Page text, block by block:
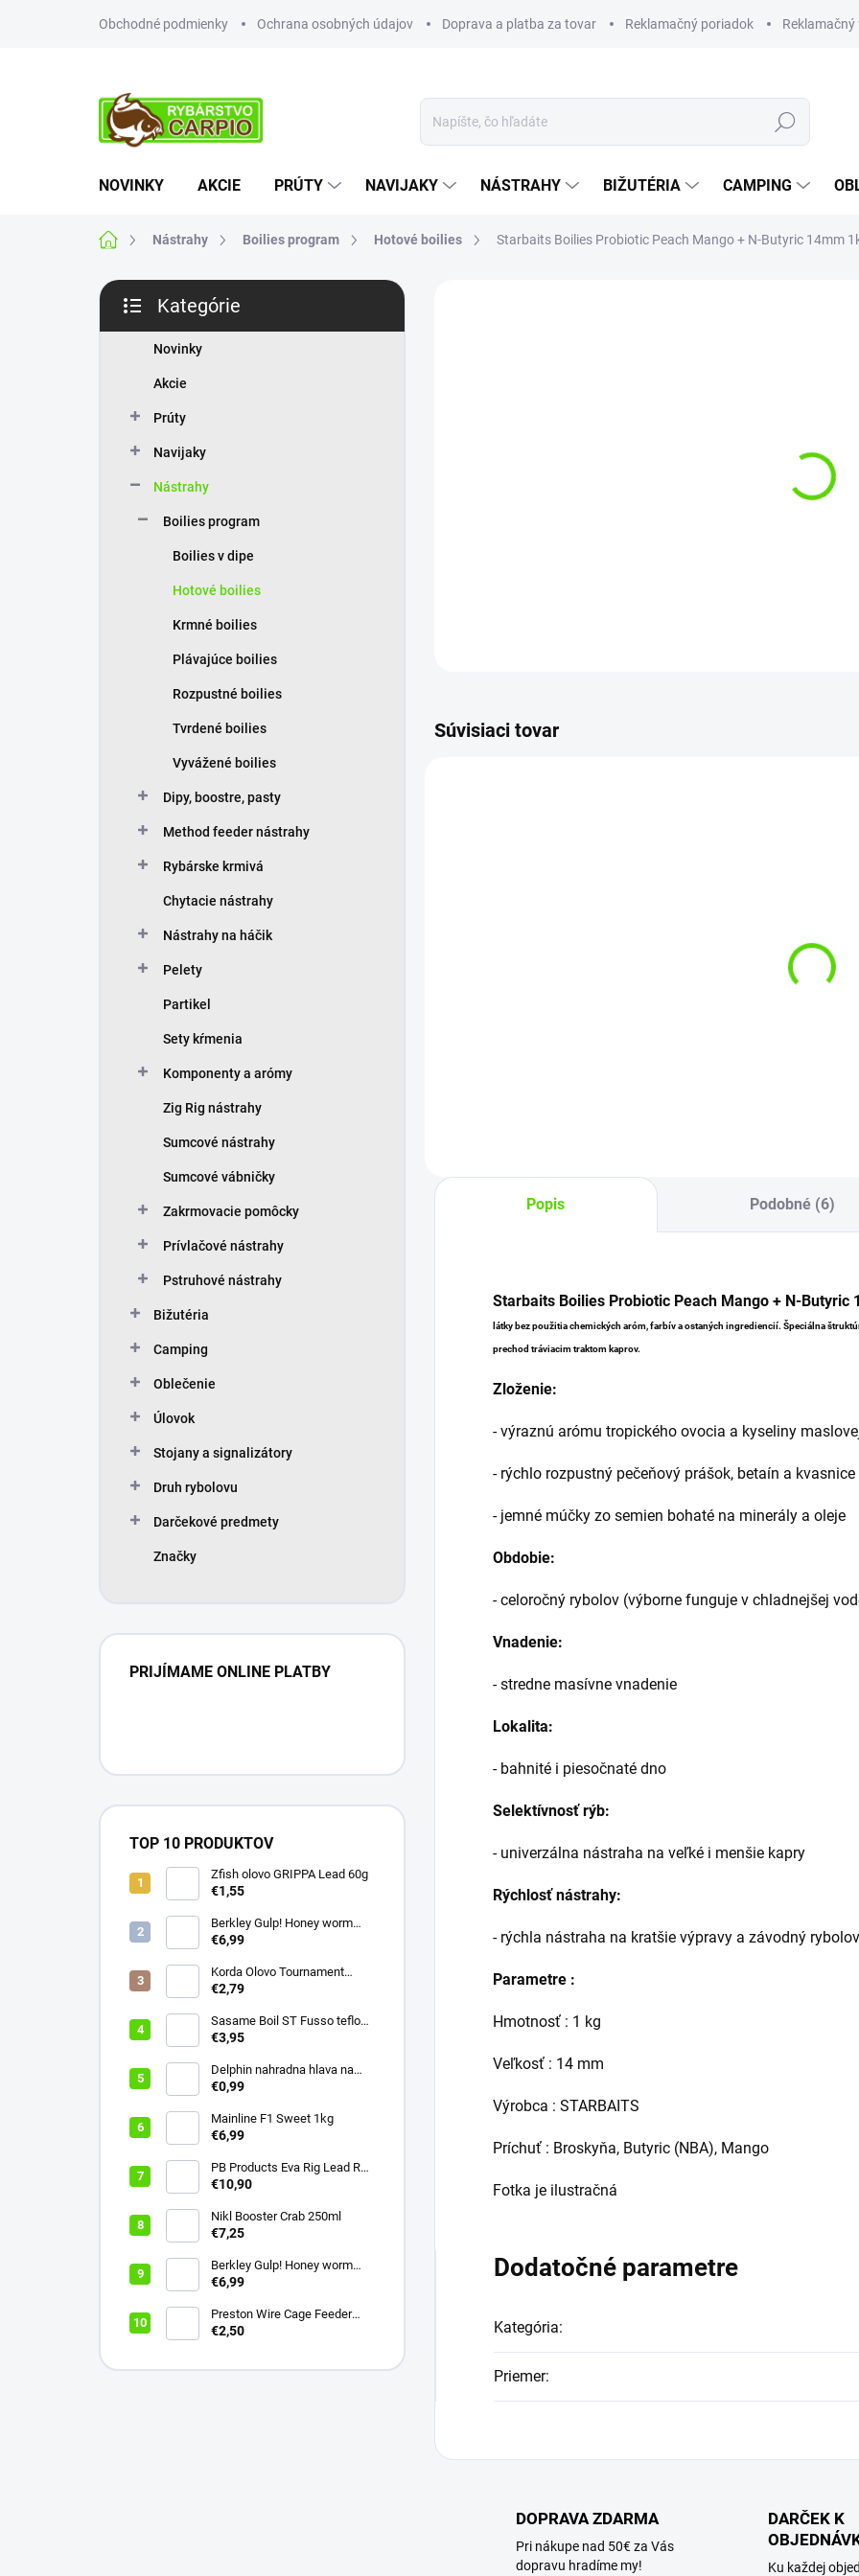
Obchodné podmienky Ochrana osobných údajov Doprava a platba za tovar Reklamačný poriadok
Hľadať
NOVINKY AKCIE PRÚTY NAVIJAKY NÁSTRAHY BIŽUTÉRIA CAMPING
DomovNástrahy Boilies program Hotové boilies Starbaits Boilies Probiotic Peach Mango + N-Butyric 14mm
B
č
kategórie
Kategórie
Novinky
Akcie
Prúty
Navijaky
Nástrahy
Boilies program
Boilies v dipe
Hotové boilies
Krmné boilies
Plávajúce boilies
Rozpustné boilies
Tvrdené boilies
Vyvážené boilies
Dipy, boostre, pasty
Method feeder nástrahy
Rybárske krmivá
Chytacie nástrahy
Nástrahy na háčik
Pelety
Partikel
Sety kŕmenia
Komponenty a arómy
Zig Rig nástrahy
Sumcové nástrahy
Sumcové vábničky
Zakrmovacie pomôcky
Prívlačové nástrahy
Pstruhové nástrahy
Bižutéria
Camping
Oblečenie
Úlovok
Stojany a signalizátory
Druh rybolovu
Darčekové predmety
Značky
PRIJÍMAME ONLINE PLATBY
TOP 10 PRODUKTOV
Zfish olovo GRIPPA Lead 60g
€1,55
Berkley Gulp! Honey worm
4,5cm Chartreuse
€6,99
Korda Olovo Tournament
Casting Swivel 3.75oz 105gr
€2,79
Sasame Boil ST Fusso teflon
v.4 ocko
€3,95
Delphin nahradna hlava na
swiger
€0,99
Mainline F1 Sweet 1kg
€6,99
PB Products Eva Rig Lead Rod
Wrap
€10,90
Nikl Booster Crab 250ml
€7,25
Berkley Gulp! Honey worm
4,5cm Bubblegum
€6,99
Preston Wire Cage Feeder
Small 20g
€2,50
Súvisiaci tovar
Popis Podobné (6)
Starbaits Boilies Probiotic Peach Mango + N-Butyric
látky bez použitia chemických aróm, farbív a ostaných ingrediencií. Špeciálna
prechod tráviacim traktom kaprov.
Zloženie:
- výraznú arómu tropického ovocia a kyseliny
- rýchlo rozpustný pečeňový prášok, betaín a kvasnice
- jemné múčky zo semien bohaté na minerály a oleje
Obdobie:
- celoročný rybolov (výborne funguje v chladnejšej
Vnadenie:
- stredne masívne vnadenie
Lokalita:
- bahnité i piesočnaté dno
Selektívnosť rýb:
- univerzálna nástraha na veľké i menšie kapry
Rýchlosť nástrahy:
- rýchla nástraha na kratšie výpravy a závodný rybolov
Parametre :
Hmotnosť : 1 kg
Veľkosť : 14 mm
Výrobca : STARBAITS
Príchuť : Broskyňa, Butyric (NBA), Mango
Fotka je ilustračná
Dodatočné parametre
Kategória:
Priemer:
DOPRAVA ZDARMA
Pri nákupe nad 50€ za Vás
dopravu hradíme my!
DARČEK K
Ku každej